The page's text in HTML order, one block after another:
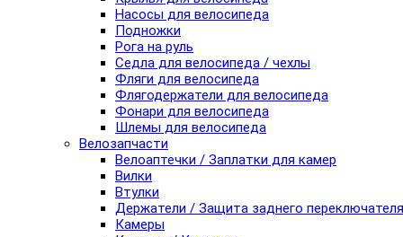
Насосы для велосипеда
Подножки
Рога на руль
Седла для велосипеда / чехлы
Фляги для велосипеда
Флягодержатели для велосипеда
Фонари для велосипеда
Шлемы для велосипеда
Велозапчасти
Велоаптечки / Заплатки для камер
Вилки
Втулки
Держатели / Защита заднего переключателя
Камеры